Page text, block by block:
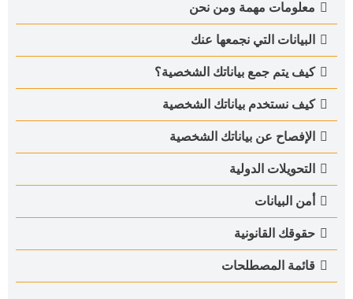
معلومات مهمة ومن نحن
البيانات التي نجمعها عنك
كيف يتم جمع بياناتك الشخصية؟
كيف نستخدم بياناتك الشخصية
الإفصاح عن بياناتك الشخصية
التحويلات الدولية
أمن البيانات
حقوقك القانونية
قائمة المصطلحات